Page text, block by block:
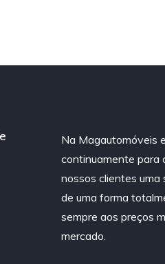
Na Magautomóveis
continuamente para
nossos clientes uma
de uma forma
sempre aos preços
mercado.